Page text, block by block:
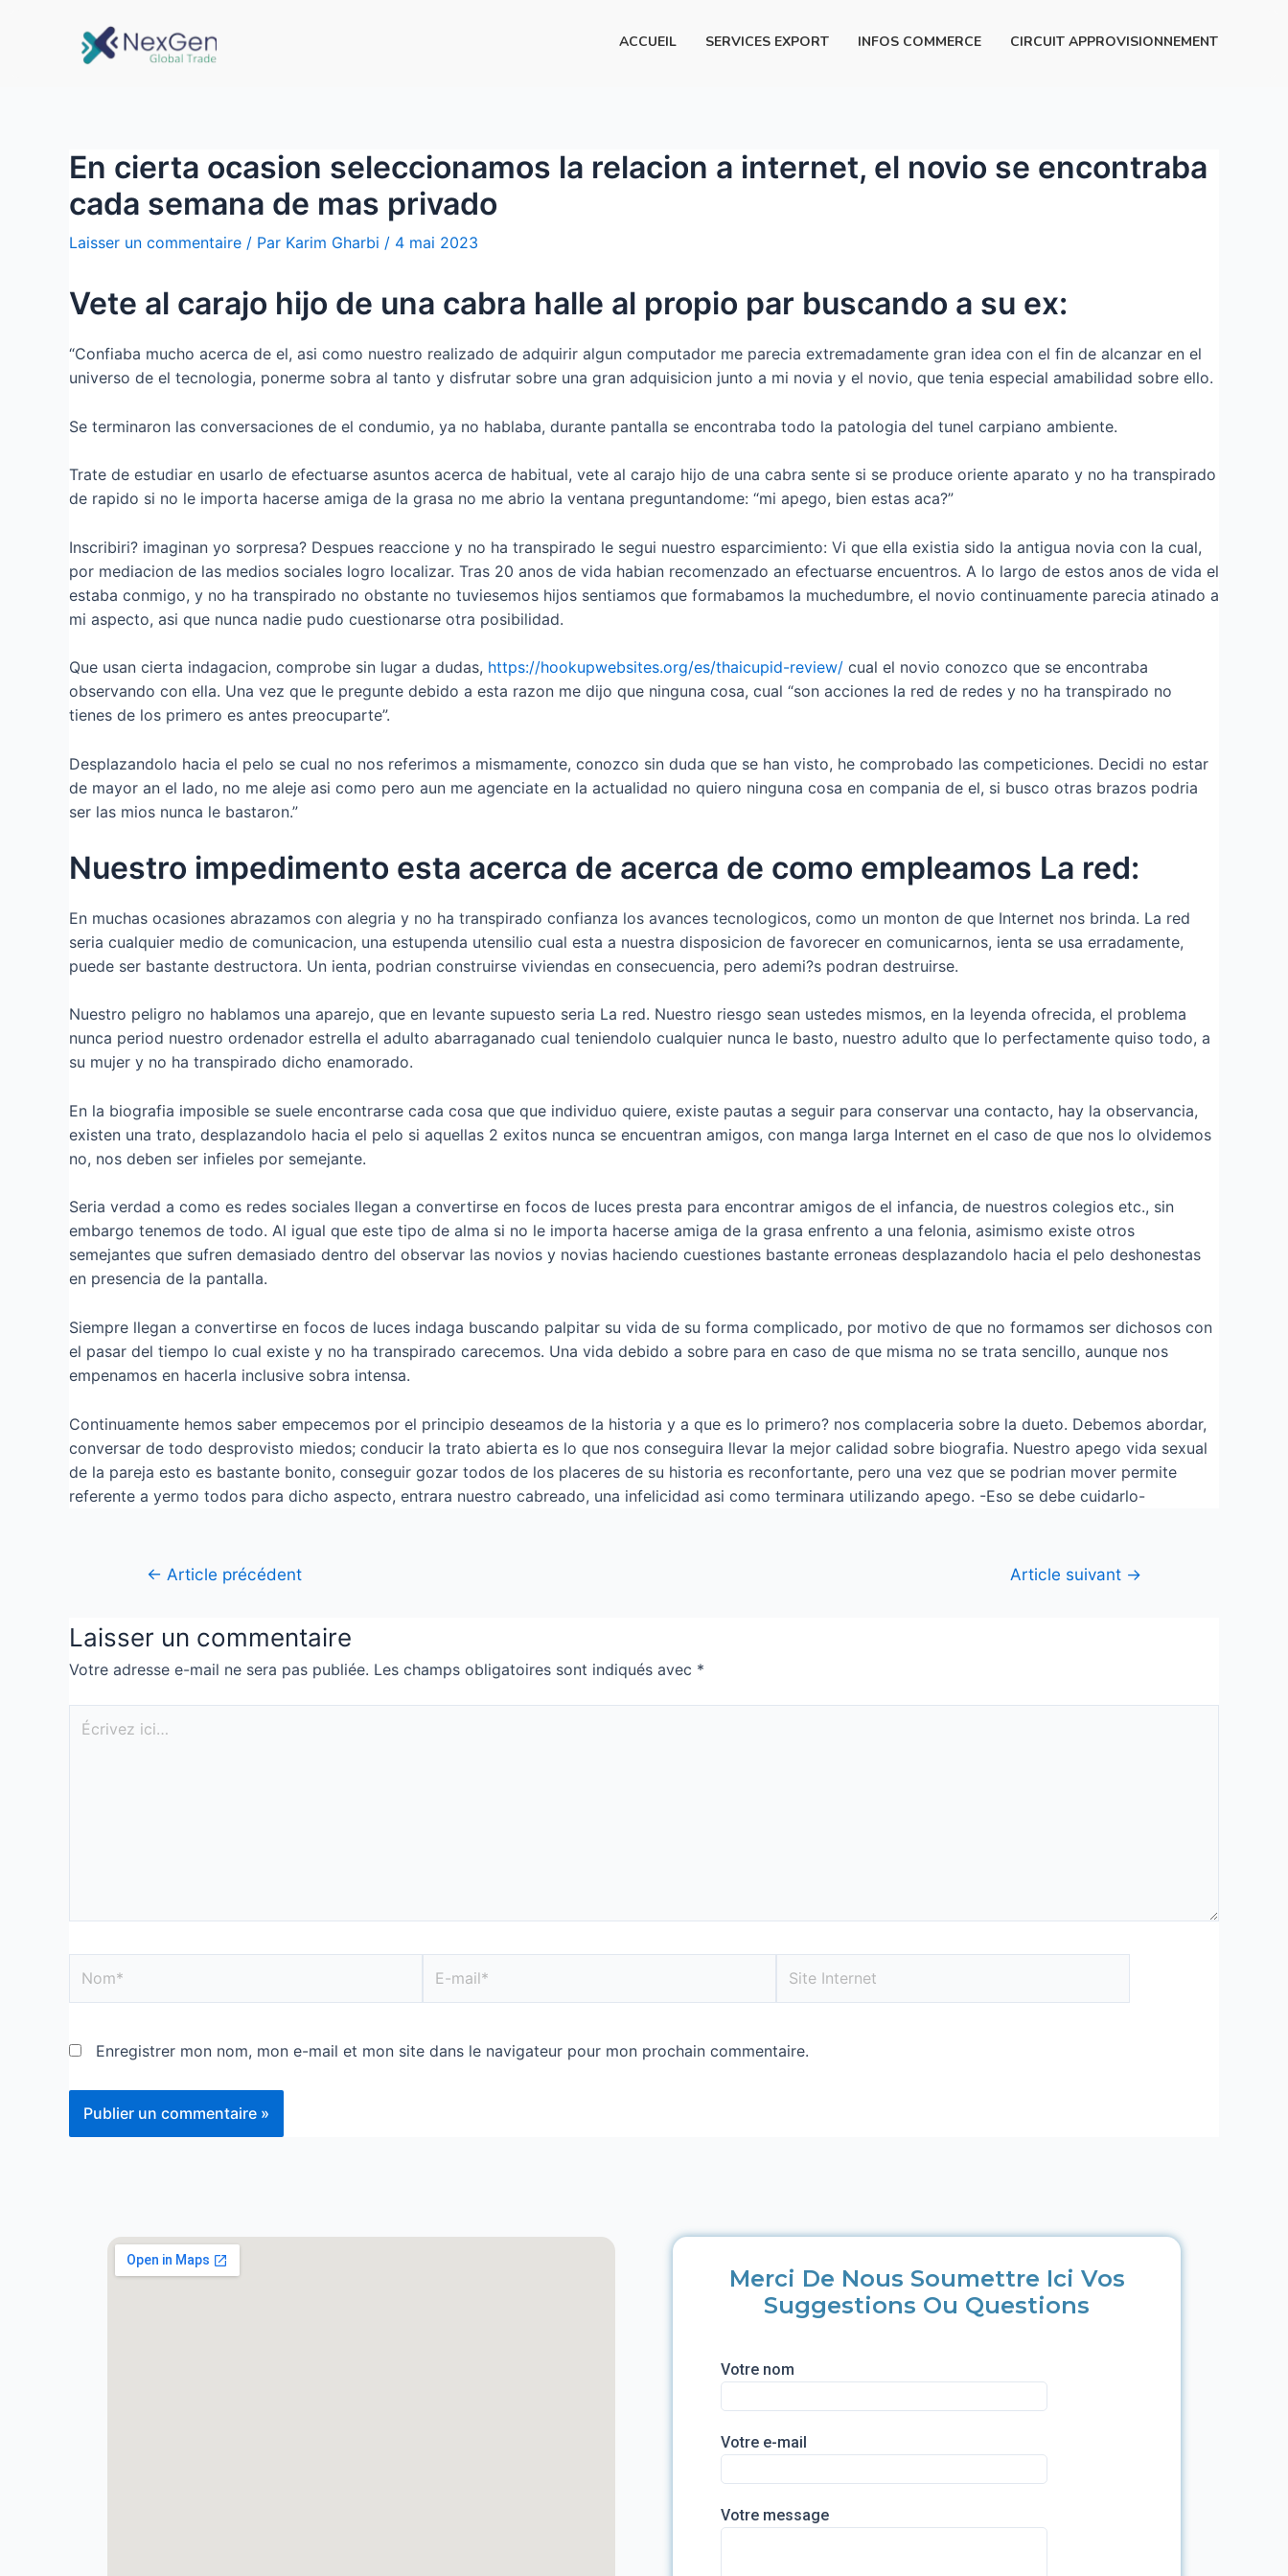
ACCUEIL SERVICES EXPORT INFOS COMMERCE CIRCUIT APPROVISIONNEMENT
En cierta ocasion seleccionamos la relacion a internet, el novio se encontraba
cada semana de mas privado
Laisser un commentaire / Par Karim Gharbi / 4 mai 2023
Vete al carajo hijo de una cabra halle al propio par buscando a su ex:
“Confiaba mucho acerca de el, asi­ como nuestro realizado de adquirir algun computador me parecia extremadamente gran idea con el fin de alcanzar en el
universo de el tecnologia, ponerme sobra al tanto y disfrutar sobre una gran adquisicion junto a mi novia y el novio, que tenia especial amabilidad sobre ello.
Se terminaron las conversaciones de el condumio, ya no hablaba, durante pantalla se encontraba todo la patologi­a del tunel carpiano ambiente.
Trate de estudiar en usarlo de efectuarse asuntos acerca de habitual, vete al carajo hijo de una cabra sente si se produce oriente aparato y no ha transpirado
de rapido si no le importa hacerse amiga de la grasa no me abrio la ventana preguntandome: “mi apego, bien estas aca?”
Inscribiri? imaginan yo sorpresa? Despues reaccione y no ha transpirado le segui nuestro esparcimiento: Vi que ella existia sido la antigua novia con la cual,
por mediacion de las medios sociales logro localizar. Tras 20 anos de vida habian recomenzado an efectuarse encuentros. A lo largo de estos anos de vida el
estaba conmigo, y no ha transpirado no obstante no tuviesemos hijos sentiamos que formabamos la muchedumbre, el novio continuamente parecia atinado a
mi aspecto, asi que nunca nadie pudo cuestionarse otra posibilidad.
Que usan cierta indagacion, comprobe sin lugar a dudas, https://hookupwebsites.org/es/thaicupid-review/ cual el novio conozco que se encontraba
observando con ella. Una vez que le pregunte debido a esta razon me dijo que ninguna cosa, cual “son acciones la red de redes y no ha transpirado no
tienes de los primero es antes preocuparte”.
Desplazandolo hacia el pelo se cual no nos referimos a mismamente, conozco sin duda que se han visto, he comprobado las competiciones. Decidi no estar
de mayor an el lado, no me aleje asi­ como pero aun me agenciate en la actualidad no quiero ninguna cosa en compania de el, si busco otras brazos podri­a
ser las mios nunca le bastaron.”
Nuestro impedimento esta acerca de acerca de como empleamos La red:
En muchas ocasiones abrazamos con alegria y no ha transpirado confianza los avances tecnologicos, como un monton de que Internet nos brinda. La red
seri­a cualquier medio de comunicacion, una estupenda utensilio cual esta a nuestra disposicion de favorecer en comunicarnos, ienta se usa erradamente,
puede ser bastante destructora. Un ienta, podrian construirse viviendas en consecuencia, pero ademi?s podran destruirse.
Nuestro peligro no hablamos una aparejo, que en levante supuesto seria La red. Nuestro riesgo sean ustedes mismos, en la leyenda ofrecida, el problema
nunca period nuestro ordenador estrella el adulto abarraganado cual teniendolo cualquier nunca le basto, nuestro adulto que lo perfectamente quiso todo, a
su mujer y no ha transpirado dicho enamorado.
En la biografia imposible se suele encontrarse cada cosa que que individuo quiere, existe pautas a seguir para conservar una contacto, hay la observancia,
existen una trato, desplazandolo hacia el pelo si aquellas 2 exitos nunca se encuentran amigos, con manga larga Internet en el caso de que nos lo olvidemos
no, nos deben ser infieles por semejante.
Seri­a verdad a como es redes sociales llegan a convertirse en focos de luces presta para encontrar amigos de el infancia, de nuestros colegios etc., sin
embargo tenemos de todo. Al igual que este tipo de alma si no le importa hacerse amiga de la grasa enfrento a una felonia, asimismo existe otros
semejantes que sufren demasiado dentro del observar las novios y novias haciendo cuestiones bastante erroneas desplazandolo hacia el pelo deshonestas
en presencia de la pantalla.
Siempre llegan a convertirse en focos de luces indaga buscando palpitar su vida de su forma complicado, por motivo de que no formamos ser dichosos con
el pasar del tiempo lo cual existe y no ha transpirado carecemos. Una vida debido a sobre para en caso de que misma no se trata sencillo, aunque nos
empenamos en hacerla inclusive sobra intensa.
Continuamente hemos saber empecemos por el principio deseamos de la historia y a que es lo primero? nos complaceri­a sobre la dueto. Debemos abordar,
conversar de todo desprovisto miedos; conducir la trato abierta es lo que nos conseguira llevar la mejor calidad sobre biografia. Nuestro apego vida sexual
de la pareja esto es bastante bonito, conseguir gozar todos de los placeres de su historia es reconfortante, pero una vez que se podri­an mover permite
referente a yermo todos para dicho aspecto, entrara nuestro cabreado, una infelicidad asi­ como terminara utilizando apego. -Eso se debe cuidarlo-
← Article précédent Article suivant →
Laisser un commentaire
Votre adresse e-mail ne sera pas publiée. Les champs obligatoires sont indiqués avec *
Enregistrer mon nom, mon e-mail et mon site dans le navigateur pour mon prochain commentaire.
Merci De Nous Soumettre Ici Vos
Suggestions Ou Questions
Votre nom
Votre e-mail
Votre message